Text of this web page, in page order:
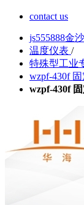
contact us
js555888金
温度仪表 /
特殊型工业
wzpf-430f
wzpf-430f